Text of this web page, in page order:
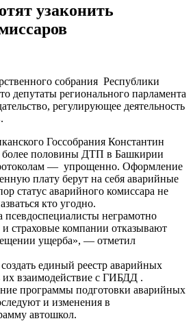
узаконить
собрания Республики
депутаты регионального парламента
регулирующее деятельность
Госсобрания Константин
более половины ДТП в Башкирии
— упрощенно. Оформление
плату берут на себя аварийные
статус аварийного комиссара не
кто угодно.
псевдоспециалисты неграмотно
страховые компании отказывают
ущерба», — отметил
единый реестр аварийных
их взаимодействие с ГИБДД .
программы подготовки аварийных
и изменения в
автошкол.